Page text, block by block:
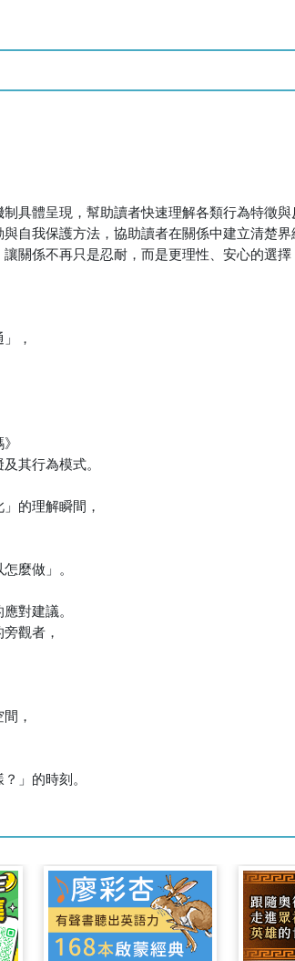
具體呈現，幫助讀者快速理解各類行為特徵與
自我保護方法，協助讀者在關係中建立清楚界
關係不再只是忍耐，而是更理性、安心的選擇
，
其行為模式。
的理解瞬間，
麼做」。
對建議。
觀者，
，
」的時刻。